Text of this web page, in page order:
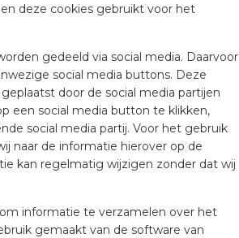
deze cookies gebruikt voor het
gedeeld via social media. Daarvoor
social media buttons. Deze
door de social media partijen
een social media button te klikken,
social media partij. Voor het gebruik
naar de informatie hierover op de
kan regelmatig wijzigen zonder dat wij
informatie te verzamelen over het
gemaakt van de software van